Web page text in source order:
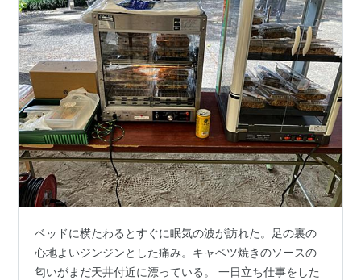
ベッドに横たわるとすぐに眠気の波が訪れた。足の裏の
心地よいジンジンとした痛み。キャベツ焼きのソースの
匂いがまだ天井付近に漂っている。 一日立ち仕事をした